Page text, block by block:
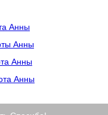
Анны
Анны
Анны
Анны